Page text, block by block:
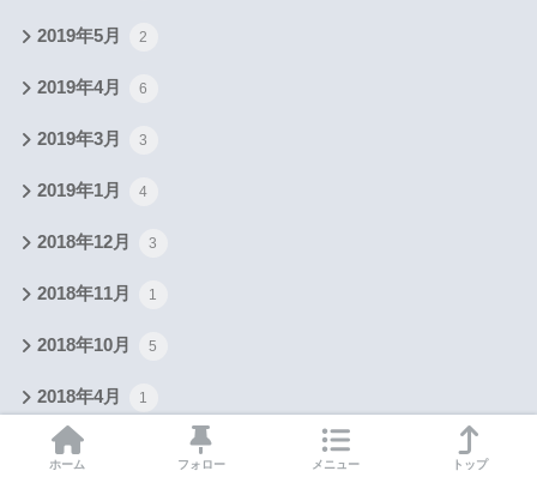
2019年5月 2
2019年4月 6
2019年3月 3
2019年1月 4
2018年12月 3
2018年11月 1
2018年10月 5
2018年4月 1
2017年5月
ホーム フォロー メニュー トップ